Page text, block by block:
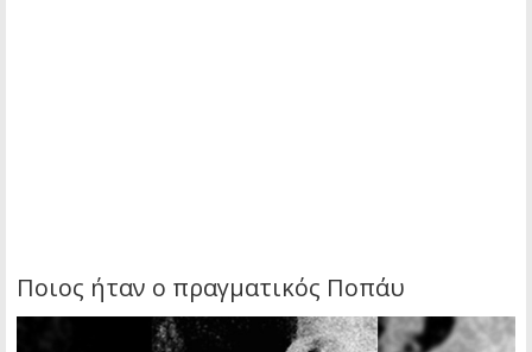
Ποιος ήταν ο πραγματικός Ποπάυ